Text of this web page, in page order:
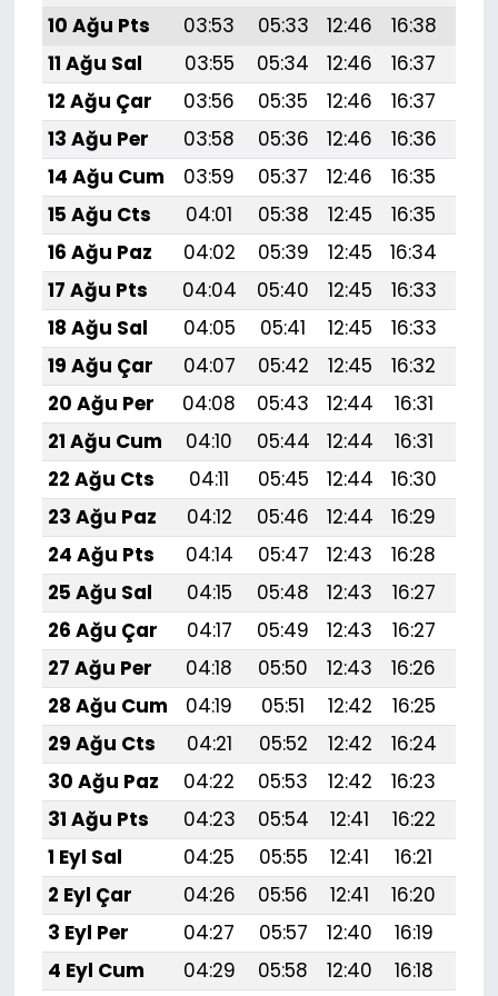
10 Ağu Pts
03:53 05:33 12:46 16:38
11 Ağu Sal
03:55 05:34 12:46 16:37
12 Ağu Çar
03:56 05:35 12:46 16:37
13 Ağu Per
03:58 05:36 12:46 16:36
14 Ağu Cum
03:59 05:37 12:46 16:35
15 Ağu Cts
04:01 05:38 12:45 16:35
16 Ağu Paz
04:02 05:39 12:45 16:34
17 Ağu Pts
04:04 05:40 12:45 16:33
18 Ağu Sal
04:05 05:41 12:45 16:33
19 Ağu Çar
04:07 05:42 12:45 16:32
20 Ağu Per
04:08 05:43 12:44 16:31
21 Ağu Cum
04:10 05:44 12:44 16:31
22 Ağu Cts
04:11 05:45 12:44 16:30
23 Ağu Paz
04:12 05:46 12:44 16:29
24 Ağu Pts
04:14 05:47 12:43 16:28
25 Ağu Sal
04:15 05:48 12:43 16:27
26 Ağu Çar
04:17 05:49 12:43 16:27
27 Ağu Per
04:18 05:50 12:43 16:26
28 Ağu Cum
04:19 05:51 12:42 16:25
29 Ağu Cts
04:21 05:52 12:42 16:24
30 Ağu Paz
04:22 05:53 12:42 16:23
31 Ağu Pts
04:23 05:54 12:41 16:22
1 Eyl Sal
04:25 05:55 12:41 16:21
2 Eyl Çar
04:26 05:56 12:41 16:20
3 Eyl Per
04:27 05:57 12:40 16:19
4 Eyl Cum
04:29 05:58 12:40 16:18